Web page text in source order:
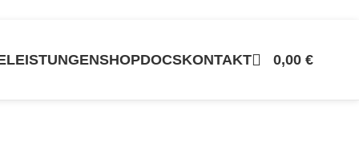
LEISTUNGENSHOPDOCSKONTAKT 0,00 €